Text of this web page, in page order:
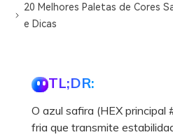
20 Melhores Paletas de Cores
e Dicas
TL;DR:
O azul safira (HEX principal
fria que transmite